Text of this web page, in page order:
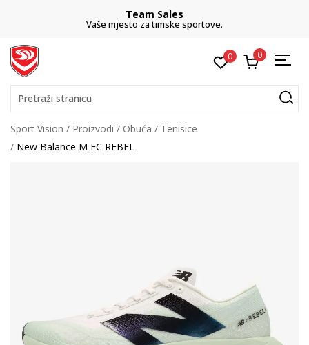
Team Sales
Vaše mjesto za timske sportove.
0 0
Pretraži stranicu
Sport Vision Proizvodi Obuća
Tenisice
New Balance M FC REBEL